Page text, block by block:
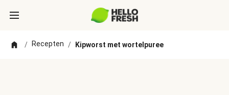
/ Recepten / Kipworst met wortelpuree